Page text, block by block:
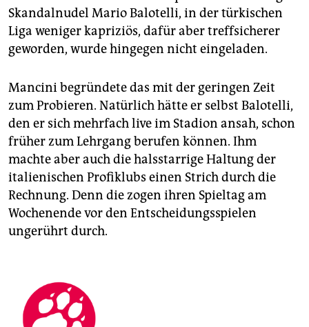
Skandalnudel Mario Balotelli, in der türkischen
Liga weniger kapriziös, dafür aber treffsicherer
geworden, wurde hingegen nicht eingeladen.
Mancini begründete das mit der geringen Zeit
zum Probieren. Natürlich hätte er selbst Balotelli,
den er sich mehrfach live im Stadion ansah, schon
früher zum Lehrgang berufen können. Ihm
machte aber auch die halsstarrige Haltung der
italienischen Profiklubs einen Strich durch die
Rechnung. Denn die zogen ihren Spieltag am
Wochenende vor den Entscheidungsspielen
ungerührt durch.